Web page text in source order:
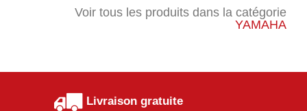
Voir tous les produits dans la catégorie
YAMAHA
Livraison gratuite